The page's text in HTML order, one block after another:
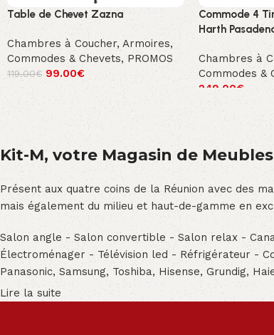
Table de Chevet Zazna
Chambres à Coucher, Armoires,
Commodes & Chevets, PROMOS
119.00€ 99.00€
Commode 4
Harth
Chambres à
Commodes &
249.00€
Kit-M, votre Magasin de
Présent aux quatre coins de la Réunion avec des
mais également du milieu et haut-de-gamme en
Salon angle - Salon convertible - Salon relax -
Électroménager - Télévision led - Réfrigérateur -
Panasonic, Samsung, Toshiba, Hisense, Grundig,
Lire la suite